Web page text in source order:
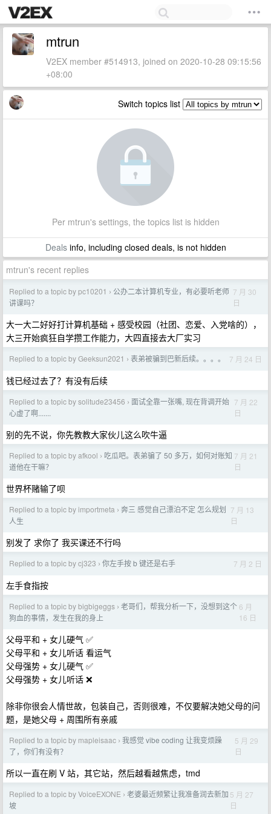
mtrun
V2EX member #514913, joined on 2020-10-28 09:15:56
+08:00
Switch topics list
Per mtrun's settings, the topics list is hidden
Dealsinfo, including closed deals, is not hidden
mtrun's recent replies
Replied to a topic by pc10201 › 公办二本计算机专业，有必要听老师
讲课吗？
7 月 30
日
大一大二好好打计算机基础 + 感受校园（社团、恋爱、入党啥的），
大三开始疯狂自学攒工作能力，大四直接去大厂实习
Replied to a topic by Geeksun2021 › 表弟被骗到巴新后续。。。。 7 月 24 日
钱已经过去了？有没有后续
Replied to a topic by solitude23456 › 面试全靠一张嘴, 现在背调开始
心虚了啊.......
7 月 22
日
别的先不说，你先教教大家伙儿这么吹牛逼
Replied to a topic by afkool › 吃瓜吧。表弟骗了 50 多万，如何对账知
道他在干嘛？
7 月 21
日
世界杯赌输了呗
Replied to a topic by importmeta › 奔三 感觉自己漂泊不定 怎么规划
人生
7 月 13
日
别发了 求你了 我买课还不行吗
Replied to a topic by cj323 › 你左手按 b 键还是右手 7 月 2 日
左手食指按
Replied to a topic by bigbigeggs › 老哥们，帮我分析一下，没想到这个
狗血的事情，发生在我的身上
6 月
16 日
父母平和 + 女儿硬气 ✅
父母平和 + 女儿听话 看运气
父母强势 + 女儿硬气 ✅
父母强势 + 女儿听话 ❌
除非你很会人情世故，包装自己，否则很难，不仅要解决她父母的问
题，是她父母 + 周围所有亲戚
Replied to a topic by mapleisaac › 我感觉 vibe coding 让我变烦躁
了，你们有没有？
5 月 29
日
所以一直在刷 V 站，其它站，然后越看越焦虑，tmd
Replied to a topic by VoiceEXONE › 老婆最近频繁让我准备润去新加
坡
5 月 27
日